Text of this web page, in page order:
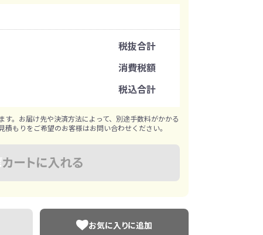
手袋
和のノベルティ特集
注文可能数
税抜合計
消費税額
税込合計
す。お届け先や決済方法によって、別途手数料がかかる
もりをご希望のお客様はお問い合わせください。
カートに入れる
お気に入りに追加